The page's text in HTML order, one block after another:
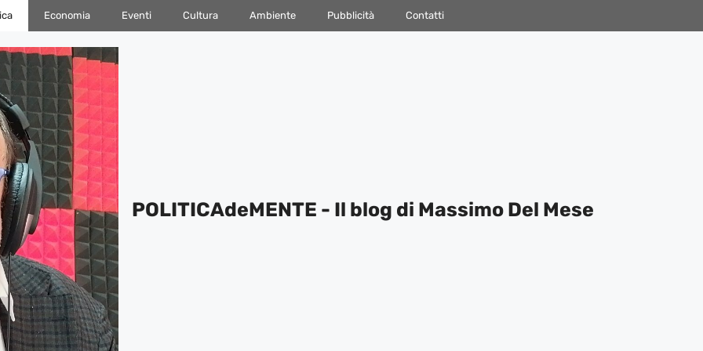
Economia Eventi Cultura Ambiente Pubblicità Contatti
POLITICAdeMENTE - Il blog di Massimo Del Mese